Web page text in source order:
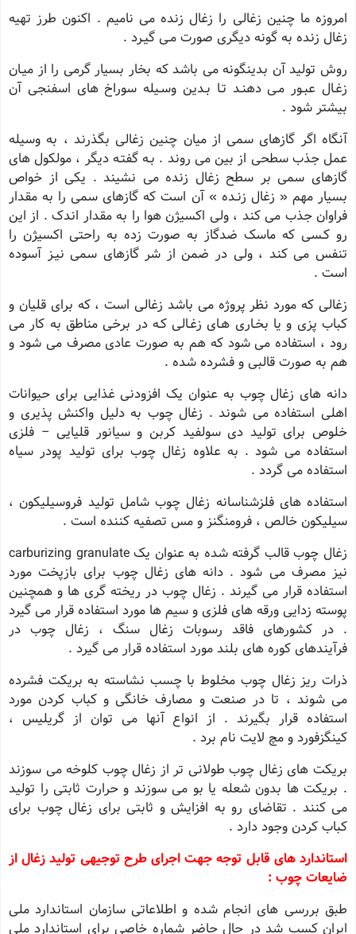
امروزه ما چنین زغالی را زغال زنده می نامیم . اکنون طرز تهیه
زغال زنده به گونه دیگری صورت مـی گیـرد .
روش تولید آن بدینگونه می باشد که بخار بسیار گرمی را از میـان
زغـال عبـور مـی دهنـد تـا بـدین وسـیله سوراخ های اسفنجی آن
بیشتر شود .
آنگاه اگر گازهای سمی از میان چنین زغالی بگذرند ، به وسیله
عمل جذب سطحی از بین می روند . بـه گفتـه دیگر ، مولکول های
گازهای سمی بر سطح زغال زنده می نشیند . یکی از خواص
بسیار مهم « زغال زنـده » آن است که گازهای سمی را به مقدار
فراوان جذب می کند ، ولی اکسیژن هوا را به مقدار اندک . از این
رو کـسی که ماسک ضدگاز به صورت زده به راحتی اکسیژن را
تنفس می کند ، ولی در ضمن از شر گازهای سمی نیـز آسوده
است .
زغالی که مورد نظر پروژه می باشد زغالی است ، که برای قلیان و
کباب پزی و یا بخـاری هـای زغـالی کـه در برخی مناطق به کار می
رود ، استفاده می شود که هم به صورت عادی مصرف می شود و
هم به صورت قالبی و فشرده شده .
دانه های زغال چوب به عنوان یک افزودنی غذایی برای حیوانات
اهلی استفاده می شوند . زغال چوب به دلیل واکنش پذیری و
خلوص برای تولید دی سولفید کربن و سیانور قلیایی – فلزی
استفاده می شود . به علاوه زغال چوب برای تولید پودر سیاه
استفاده می گردد .
استفاده های فلزشناسانه زغال چوب شامل تولید فروسیلیکون ،
سیلیکون خالص ، فرومنگنز و مس تصفیه کننده است .
زغال چوب قالب گرفته شده به عنوان یک carburizing granulate
نیز مصرف می شود . دانه های زغال چوب برای بازپخت مورد
استفاده قرار می گیرند . زغال چوب در ریخته گری ها و همچنین
پوسته زدایی ورقه های فلزی و سیم ها مورد استفاده قرار می گیرد
. در کشورهای فاقد رسوبات زغال سنگ ، زغال چوب در
فرآیندهای کوره های بلند مورد استفاده قرار می گیرد .
ذرات ریز زغال چوب مخلوط با چسب نشاسته به بریکت فشرده
می شوند ، تا در صنعت و مصارف خانگی و کباب کردن مورد
استفاده قرار بگیرند . از انواع آنها می توان از گریلیس ،
کینگزفورد و مچ لایت نام برد .
بریکت های زغال چوب طولانی تر از زغال چوب کلوخه می سوزند
. بریکت ها بدون شعله یا بو می سوزند و حرارت ثابتی را تولید
می کنند . تقاضای رو به افزایش و ثابتی برای زغال چوب برای
کباب کردن وجود دارد .
استاندارد های قابل توجه جهت اجرای طرح توجیهی تولید زغال از
ضایعات چوب :
طبق بررسی های انجام شده و اطلاعاتی سازمان استاندارد ملی
ایران کسب شد در حال حاضر شماره خاصی برای استاندارد ملی